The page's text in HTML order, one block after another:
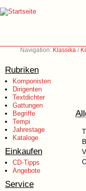
Navigation: Klassika /
Rubriken
Komponisten
Dirigenten
Textdichter
Gattungen
Begriffe
Tempi
Jahrestage
Kataloge
Einkaufen
CD-Tipps
Angebote
Service